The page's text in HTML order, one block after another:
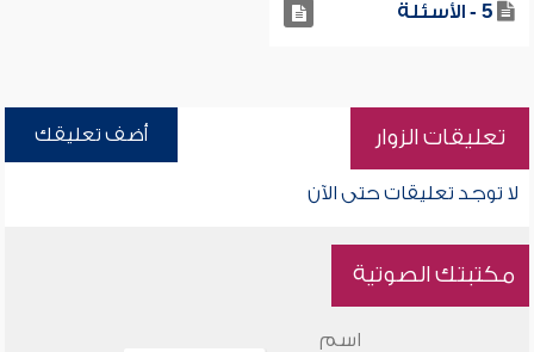
5 - الأسئلة
تعليقات الزوار أضف تعليقك
لا توجد تعليقات حتى الآن
مكتبتك الصوتية
اسم